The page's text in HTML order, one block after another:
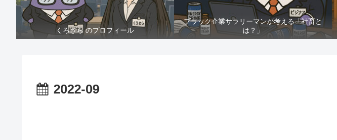
くろさら のプロフィール
ブラック企業サラリーマンが考える「社畜と
は？」
2022-09